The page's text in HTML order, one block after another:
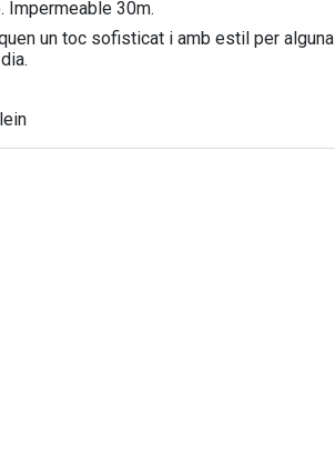
Impermeable 30m.
un toc sofisticat i amb estil per alguna